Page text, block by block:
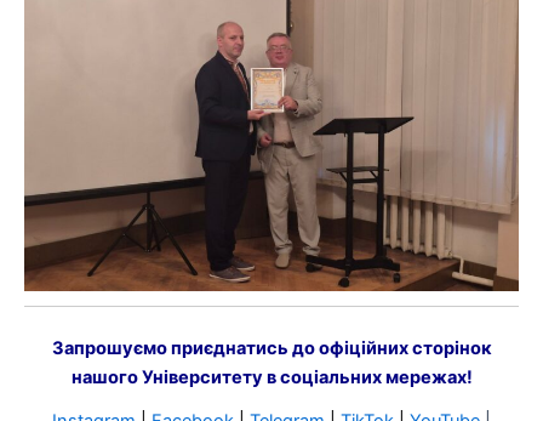
Запрошуємо приєднатись до офіційних сторінок
нашого Університету в соціальних мережах!